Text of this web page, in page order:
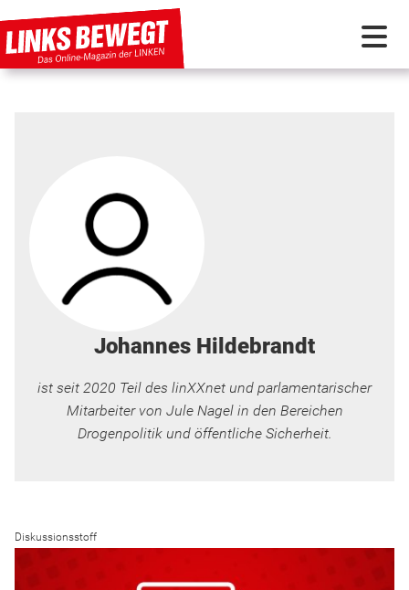
KUNSTSTOFF
DISKUSSIONSSTOFF
INTERNATIONALJohannes Hildebrandt
ist seit 2020 Teil des linXXnet und parlamentarischer
Mitarbeiter von Jule Nagel in den Bereichen
Drogenpolitik und öffentliche Sicherheit.
Diskussionsstoff